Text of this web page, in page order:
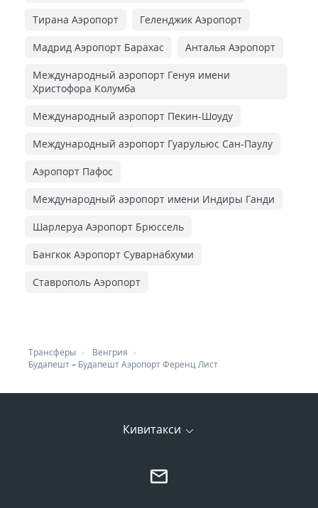
Тирана Аэропорт Геленджик Аэропорт
Мадрид Аэропорт Барахас Анталья Аэропорт
Международный аэропорт Генуя имени
Христофора Колумба
Международный аэропорт Пекин-Шоуду
Международный аэропорт Гуарульюс Сан-Паулу
Аэропорт Пафос
Международный аэропорт имени Индиры Ганди
Шарлеруа Аэропорт Брюссель
Бангкок Аэропорт Суварнабхуми
Ставрополь Аэропорт
Трансферы
Венгрия
Будапешт– Будапешт Аэропорт Ференц Лист
Кивитакси